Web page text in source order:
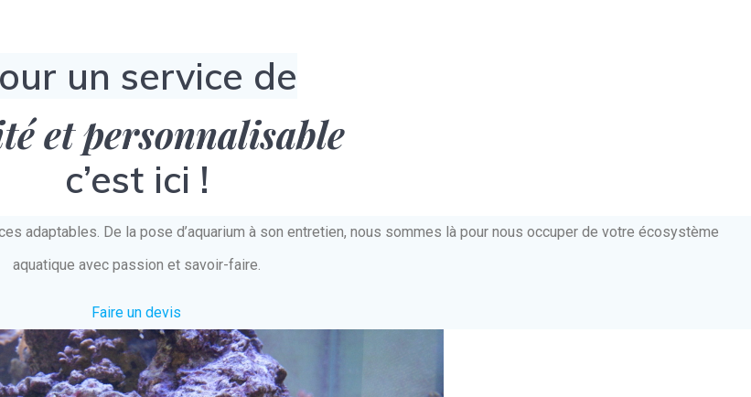
un service de
et personnalisable
c’est ici !
adaptables. De la pose d’aquarium à son entretien, nous sommes là pour nous occuper de votre écosystème
aquatique avec passion et savoir-faire.
Faire un devis